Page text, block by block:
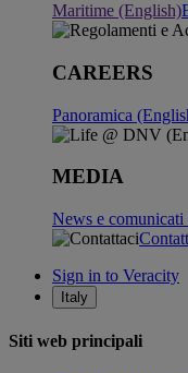
Maritime (English)
CAREERS
Panoramica
MEDIA
News e comunicati
Sign in to Veracity
Italy
Siti web principali